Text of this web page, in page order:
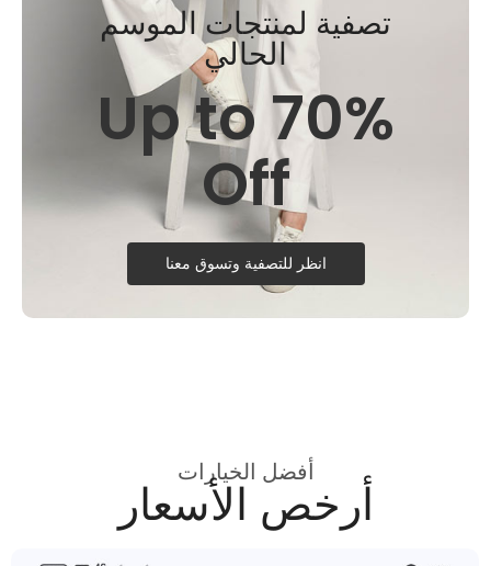
تصفية لمنتجات الموسم
الحالي
Up to 70%
Off
انظر للتصفية وتسوق معنا
أفضل الخيارات
أرخص الأسعار